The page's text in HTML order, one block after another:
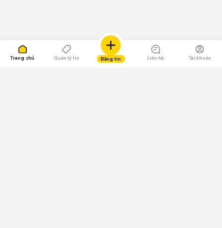
Trang chủ Quản lý tin Đăng tin Liên hệ Tài khoản